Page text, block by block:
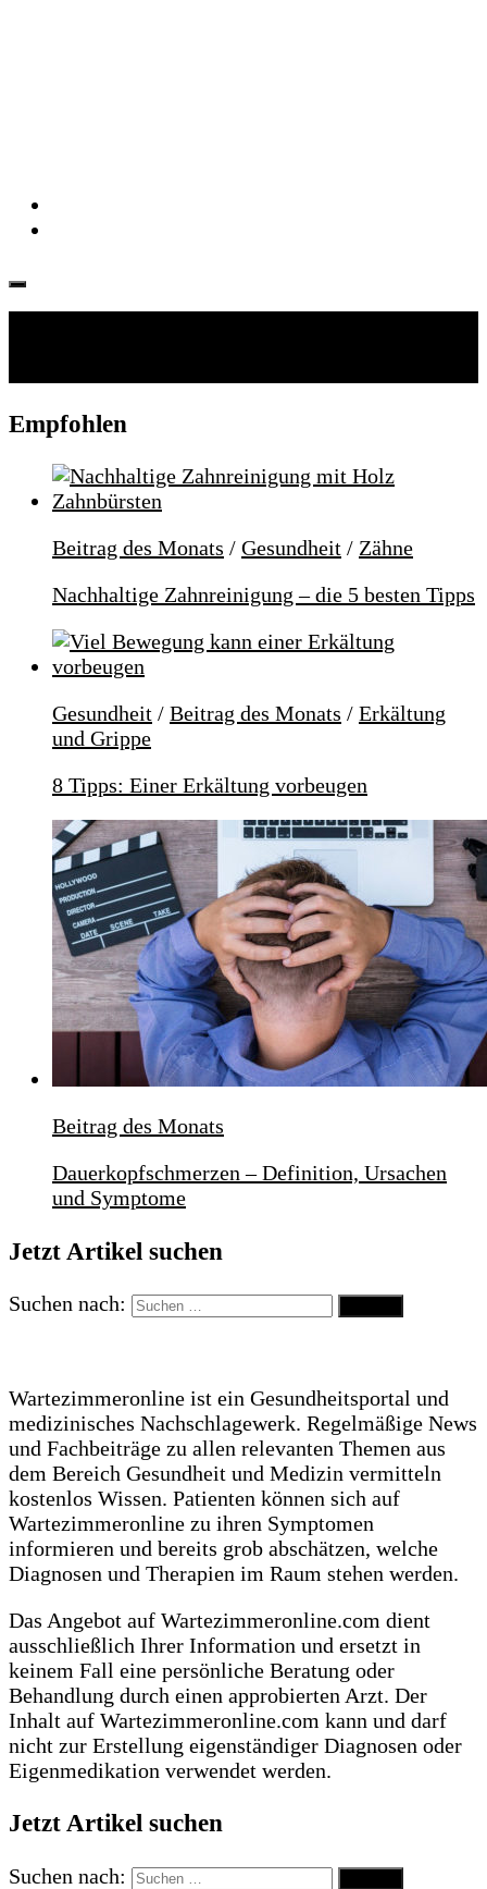
Empfohlen
Beitrag des Monats / Gesundheit / Zähne
Nachhaltige Zahnreinigung – die 5 besten Tipps
Gesundheit / Beitrag des Monats / Erkältung
und Grippe
8 Tipps: Einer Erkältung vorbeugen
Beitrag des Monats
Dauerkopfschmerzen – Definition, Ursachen
und Symptome
Jetzt Artikel suchen
Suchen nach:
Wartezimmeronline ist ein Gesundheitsportal und
medizinisches Nachschlagewerk. Regelmäßige News
und Fachbeiträge zu allen relevanten Themen aus
dem Bereich Gesundheit und Medizin vermitteln
kostenlos Wissen. Patienten können sich auf
Wartezimmeronline zu ihren Symptomen
informieren und bereits grob abschätzen, welche
Diagnosen und Therapien im Raum stehen werden.
Das Angebot auf Wartezimmeronline.com dient
ausschließlich Ihrer Information und ersetzt in
keinem Fall eine persönliche Beratung oder
Behandlung durch einen approbierten Arzt. Der
Inhalt auf Wartezimmeronline.com kann und darf
nicht zur Erstellung eigenständiger Diagnosen oder
Eigenmedikation verwendet werden.
Jetzt Artikel suchen
Suchen nach: